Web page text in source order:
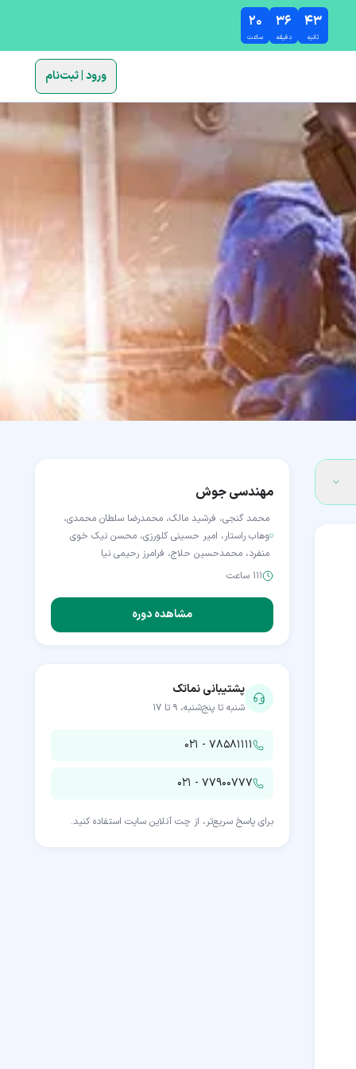
۲۰
ساعت
۳۶
دقیقه
۴۱
ثانیه
ورود | ثبت‌نام
مهندسی جوش
محمد گنجی، فرشید مالک، محمدرضا سلطان محمدی،
وهاب راستار، امیر حسینی کلورزی، محسن نیک خوی
منفرد، محمدحسین حلاج، فرامرز رحیمی نیا
۱۱۱ ساعت
مشاهده دوره
پشتیبانی نماتک
شنبه تا پنج‌شنبه، ۹ تا ۱۷
۰۲۱ - ۷۸۵۸۱۱۱۱
۰۲۱ - ۷۷۹۰۰۷۷۷
برای پاسخ سریع‌تر، از چت آنلاین سایت استفاده کنید.